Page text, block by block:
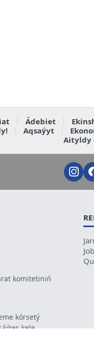
Ádebiet
Aqsaýyt
Aityldy
komitetiniń
kórsetý
kele